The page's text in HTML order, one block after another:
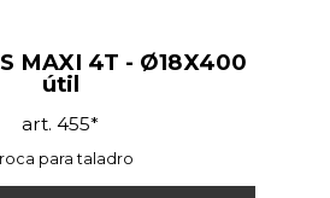
MAXI 4T - Ø18X400
útil
art. 455*
para taladro